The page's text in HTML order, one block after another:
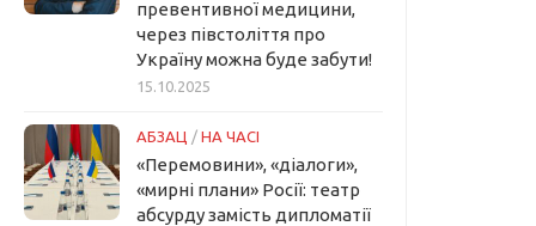
превентивної медицини,
через півстоліття про
Україну можна буде забути!
15.10.2025
АБЗАЦ / НА ЧАСІ
«Перемовини», «діалоги»,
«мирні плани» Росії: театр
абсурду замість дипломатії